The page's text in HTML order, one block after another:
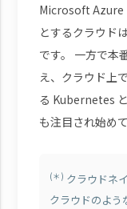
Microsoft Azure
とするクラウド
です。 一方で本
え、クラウド上
る Kubernetes
も注目され始めて
(＊) クラウドネ
クラウドのよう